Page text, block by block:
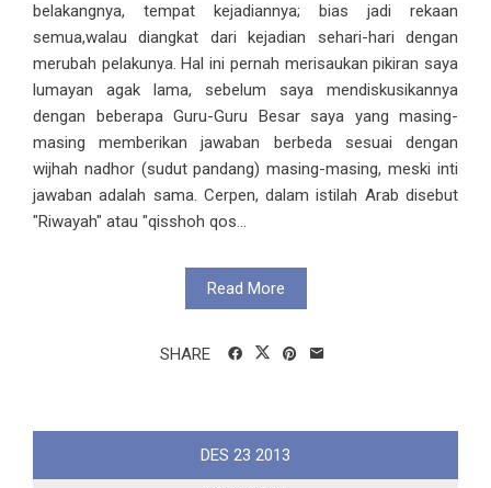
belakangnya, tempat kejadiannya; bias jadi rekaan
semua,walau diangkat dari kejadian sehari-hari dengan
merubah pelakunya. Hal ini pernah merisaukan pikiran saya
lumayan agak lama, sebelum saya mendiskusikannya
dengan beberapa Guru-Guru Besar saya yang masing-
masing memberikan jawaban berbeda sesuai dengan
wijhah nadhor (sudut pandang) masing-masing, meski inti
jawaban adalah sama. Cerpen, dalam istilah Arab disebut
"Riwayah" atau "qisshoh qos...
Read More
SHARE
DES 23 2013